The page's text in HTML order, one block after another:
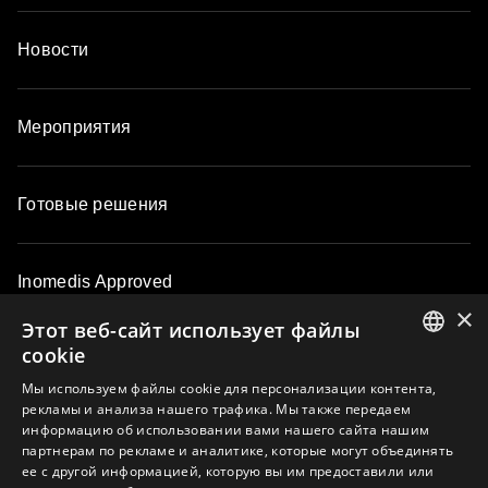
Новости
Мероприятия
Готовые решения
Inomedis Approved
Контакты
О компании
LATVIAN
LITHUANIAN
×
Этот веб-сайт использует файлы
cookie
Мы используем файлы cookie для персонализации контента,
рекламы и анализа нашего трафика. Мы также передаем
информацию об использовании вами нашего сайта нашим
партнерам по рекламе и аналитике, которые могут объединять
ее с другой информацией, которую вы им предоставили или